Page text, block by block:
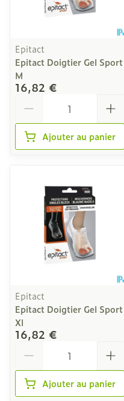
Epitact
Epitact Doigtier Gel Sport
M
16,82 €
Ajouter au panier
Epitact
Epitact Doigtier Gel Sport
Xl
16,82 €
Ajouter au panier